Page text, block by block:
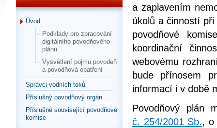
Úvod
Podklady pro zpracování
digitálního povodňového
plánu
Vysvětlení pojmu povodeň
a povodňová opatření
Správci vodních toků
Příslušný povodňový orgán
Příslušné související povodňové
komise
a zaplavením
úkolů a činností
povodňové
koordinační
webovému
bude přínosem
informací i v době
Povodňový plán
č. 254/2001 Sb., o